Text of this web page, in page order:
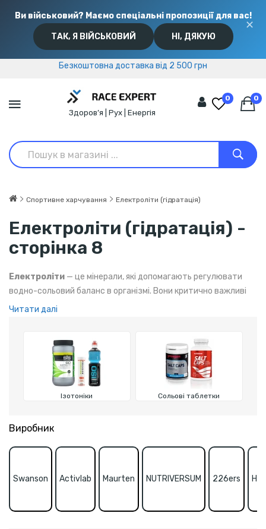
Ви військовий? Маємо спеціальні пропозиції для вас!
ТАК, Я ВІЙСЬКОВИЙ НІ, ДЯКУЮ
✕
Безкоштовна доставка від 2 500 грн
Безкоштовна доставка від 2 500 грн
Здоров’я | Рух | Енергія
0 0
Спортивне харчування Електроліти (гідратація)
Електроліти (гідратація) -
сторінка 8
Електроліти — це мінерали, які допомагають регулювати
водно-сольовий баланс в організмі. Вони критично важливі
для підтримки належної функції нервової системи, м’язів та
Читати далі
Ізотоніки Сольові таблетки
Виробник
Maurten NUTRIVERSUM
Swanson 226ers
Activlab